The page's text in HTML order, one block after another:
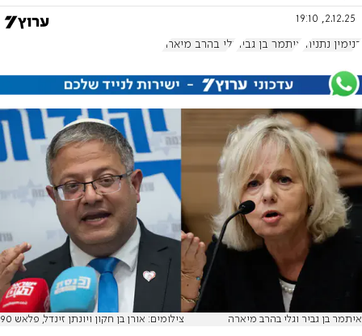
2.12.25, 19:10
בנימין נתניהו איתמר בן גביר גלי בהרב מיארה
איתמר בן גביר וגלי בהרב מיארה צילומים: אורן בן חקון ויונתן זינדל, פלאש 90